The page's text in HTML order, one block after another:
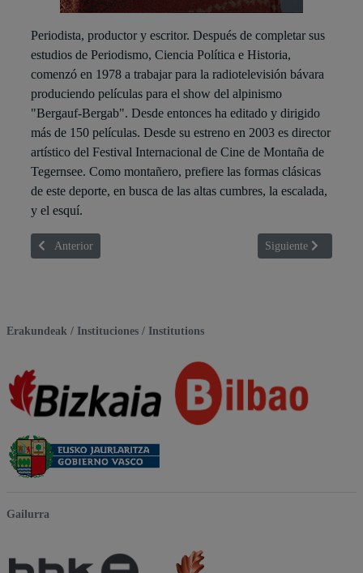
Periodista, productor y escritor. Después de completar sus
estudios de Periodismo, Ciencia Política e Historia,
comenzó en 1978 a trabajar para la radiotelevisión bávara
produciendo películas para el show del alpinismo
"Bergauf-Bergab". Desde entonces ha editado y dirigido
más de 150 películas. Desde su estreno en 2003 es director
artístico del Festival Internacional de Cine de Montaña de
Tegernsee. Como montañero, prefiere las formas clásicas
de este deporte, en busca de las altas cumbres, la escalada,
y el esquí.
Artículo anterior: Juantxo Zeberio Etxetxipia
Anterior Artículo siguiente:
Siguiente
Erakundeak / Instituciones / Institutions
Gailurra